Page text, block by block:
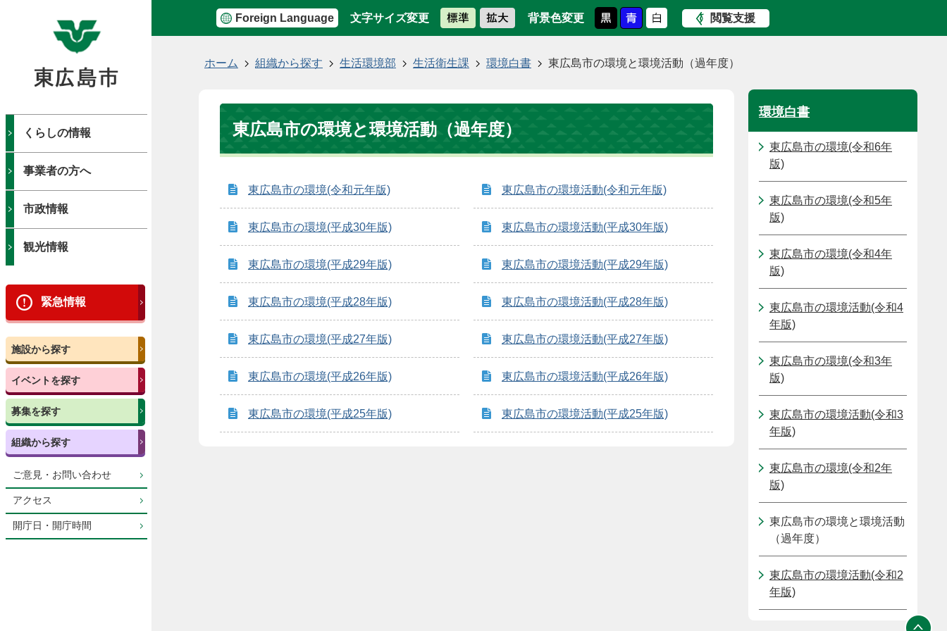
Foreign Language 文字サイズ変更 背景色変更 閲覧支援
くらしの情報
事業者の方へ
市政情報
観光情報
緊急情報
施設から探す
イベントを探す
募集を探す
組織から探す
ご意見・お問い合わせ
アクセス
開庁日・開庁時間
ホーム 組織から探す 生活環境部 生活衛生課 環境白書 東広島市の環境と環境活動（過年度）
東広島市の環境と環境活動（過年度）
東広島市の環境(令和元年版) 東広島市の環境活動(令和元年版)
東広島市の環境(平成30年版) 東広島市の環境活動(平成30年版)
東広島市の環境(平成29年版) 東広島市の環境活動(平成29年版)
東広島市の環境(平成28年版) 東広島市の環境活動(平成28年版)
東広島市の環境(平成27年版) 東広島市の環境活動(平成27年版)
東広島市の環境(平成26年版) 東広島市の環境活動(平成26年版)
東広島市の環境(平成25年版) 東広島市の環境活動(平成25年版)
環境白書
東広島市の環境(令和6年
版)
東広島市の環境(令和5年
版)
東広島市の環境(令和4年
版)
東広島市の環境活動(令和4
年版)
東広島市の環境(令和3年
版)
東広島市の環境活動(令和3
年版)
東広島市の環境(令和2年
版)
東広島市の環境と環境活動
（過年度）
東広島市の環境活動(令和2
年版)